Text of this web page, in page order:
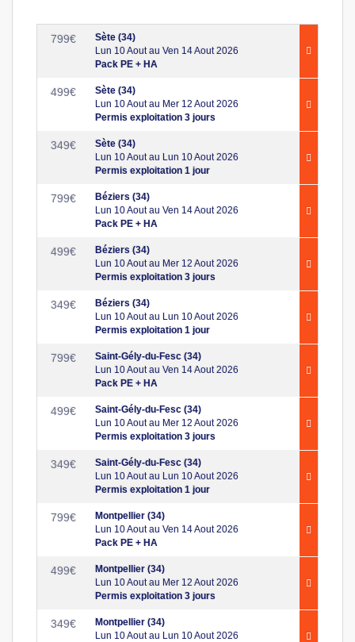
799€
Sète (34)
Lun 10 Aout au Ven 14 Aout 2026
Pack PE + HA
499€
Sète (34)
Lun 10 Aout au Mer 12 Aout 2026
Permis exploitation 3 jours
349€
Sète (34)
Lun 10 Aout au Lun 10 Aout 2026
Permis exploitation 1 jour
799€
Béziers (34)
Lun 10 Aout au Ven 14 Aout 2026
Pack PE + HA
499€
Béziers (34)
Lun 10 Aout au Mer 12 Aout 2026
Permis exploitation 3 jours
349€
Béziers (34)
Lun 10 Aout au Lun 10 Aout 2026
Permis exploitation 1 jour
799€
Saint-Gély-du-Fesc (34)
Lun 10 Aout au Ven 14 Aout 2026
Pack PE + HA
499€
Saint-Gély-du-Fesc (34)
Lun 10 Aout au Mer 12 Aout 2026
Permis exploitation 3 jours
349€
Saint-Gély-du-Fesc (34)
Lun 10 Aout au Lun 10 Aout 2026
Permis exploitation 1 jour
799€
Montpellier (34)
Lun 10 Aout au Ven 14 Aout 2026
Pack PE + HA
499€
Montpellier (34)
Lun 10 Aout au Mer 12 Aout 2026
Permis exploitation 3 jours
349€
Montpellier (34)
Lun 10 Aout au Lun 10 Aout 2026